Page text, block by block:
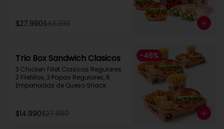
$27.990$43.390
-46%
Trio Box Sandwich Clasicos
3 Chicken Fillet Clasicos Regulares
3 Filetillos, 3 Papas Regulares, 6
Empanadas de Queso Snack
$14.990$27.890